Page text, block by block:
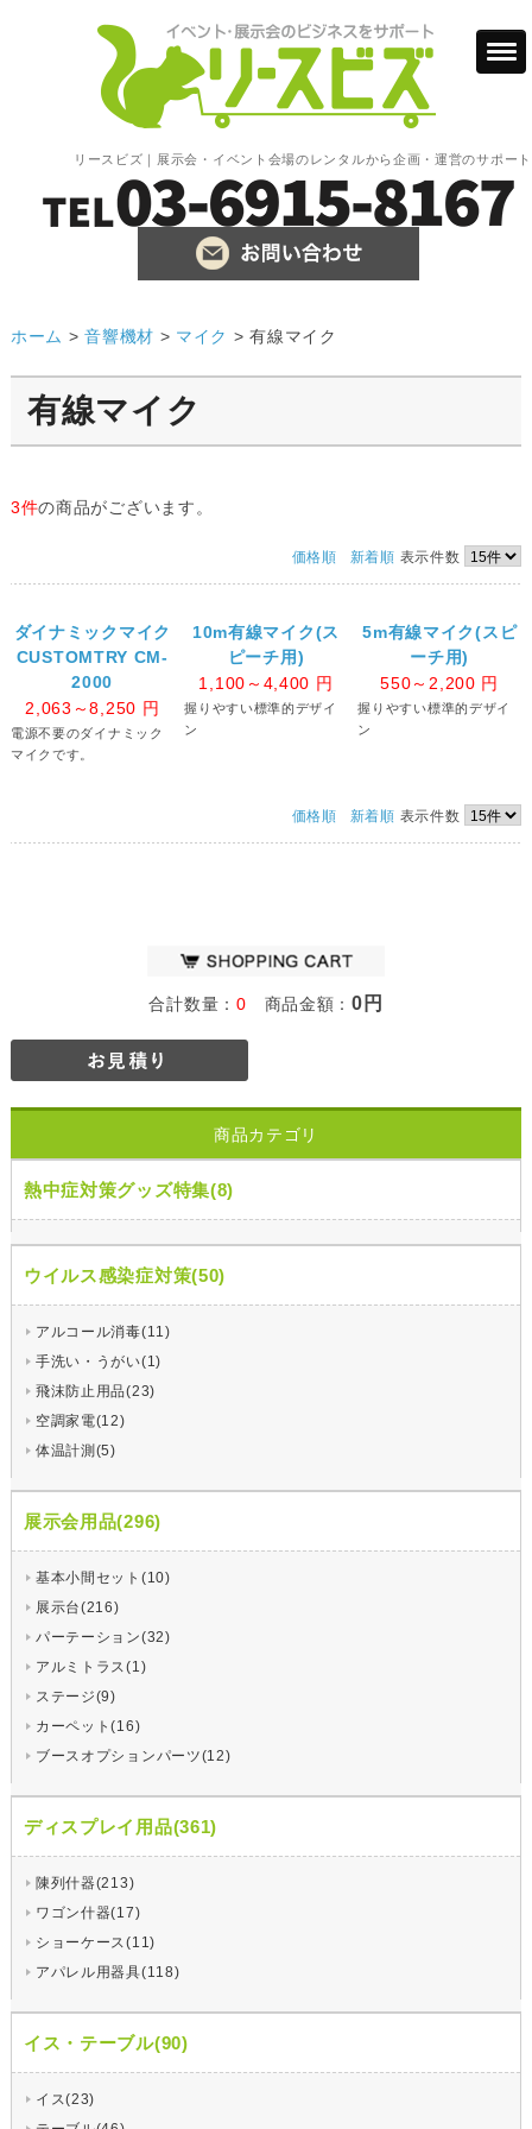
リースビズ｜展示会・イベント会場のレンタルから企画・運営のサポート
ホーム >音響機材 > マイク >有線マイク
有線マイク
3件の商品がございます。
価格順 新着順 表示件数
ダイナミックマイク
CUSTOMTRY CM-
2000
2,063～8,250 円
電源不要のダイナミック
マイクです。
10m有線マイク(ス
ピーチ用)
1,100～4,400 円
握りやすい標準的デザイ
ン
5m有線マイク(スピ
ーチ用)
550～2,200 円
握りやすい標準的デザイ
ン
価格順 新着順 表示件数
合計数量： 0 商品金額：0円
商品カテゴリ
熱中症対策グッズ特集(8)
ウイルス感染症対策(50)
アルコール消毒(11)
手洗い・うがい(1)
飛沫防止用品(23)
空調家電(12)
体温計測(5)
展示会用品(296)
基本小間セット(10)
展示台(216)
パーテーション(32)
アルミトラス(1)
ステージ(9)
カーペット(16)
ブースオプションパーツ(12)
ディスプレイ用品(361)
陳列什器(213)
ワゴン什器(17)
ショーケース(11)
アパレル用器具(118)
イス・テーブル(90)
イス(23)